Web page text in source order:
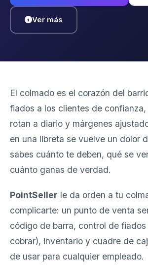
Ver más
El colmado es el corazón del
fiados a los clientes de
rotan a diario y márgenes
en una libreta se vuelve un dolor
sabes cuánto te deben, qué se
cuánto ganas de verdad.
PointSeller le da orden a tu
complicarte: un punto de venta
código de barra, control de
cobrar), inventario y cuadre de
de usar para cualquier empleado.